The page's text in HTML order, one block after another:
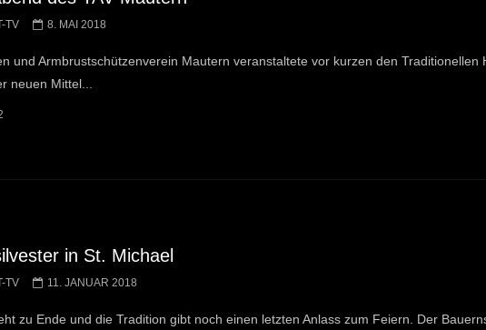
TV 8. MAI 2018
und Armbrustschützenverein Mautern veranstaltete vor kurzen den Traditionellen
neuen Mittel...
in St. Michael
TV 11. JANUAR 2018
zu Ende und die Tradition gibt noch einen letzten Anlass zum Feiern. Der